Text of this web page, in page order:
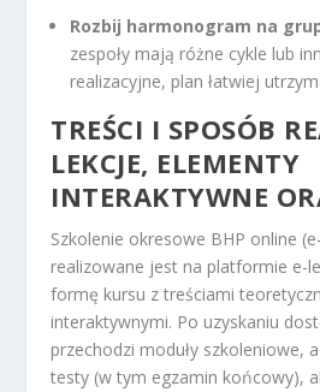
Rozbij harmonogram na
zespoły mają różne cykle lub
realizacyjne, plan łatwiej
TREŚCI I SPOSÓB
LEKCJE, ELEMENTY
INTERAKTYWNE
Szkolenie okresowe BHP online
realizowane jest na platformie e-
formę kursu z treściami
interaktywnymi. Po uzyskaniu
przechodzi moduły szkoleniowe,
testy (w tym egzamin końcowy),